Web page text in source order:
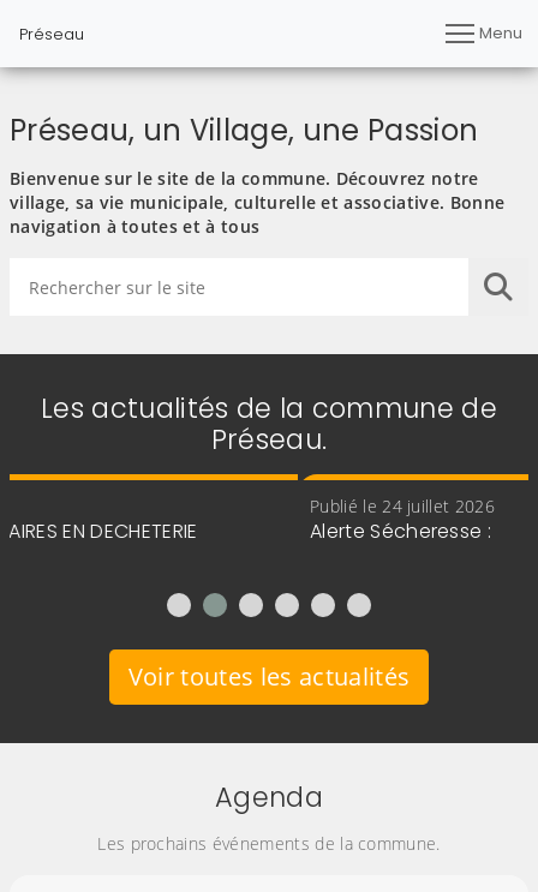
Préseau Menu
Préseau, un Village, une Passion
Bienvenue sur le site de la commune. Découvrez notre
village, sa vie municipale, culturelle et associative. Bonne
navigation à toutes et à tous
Les actualités de la commune de
Préseau.
Publié le 24 juillet 2026
Alerte Sécheresse :
Voir toutes les actualités
Agenda
Les prochains événements de la commune.